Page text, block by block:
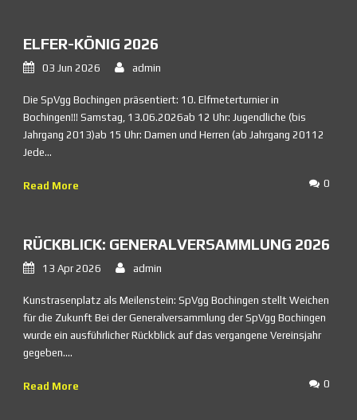
ELFER-KÖNIG 2026
03 Jun 2026 admin
Die SpVgg Bochingen präsentiert: 10. Elfmeterturnier in
Bochingen!!! Samstag, 13.06.2026ab 12 Uhr: Jugendliche (bis
Jahrgang 2013)ab 15 Uhr: Damen und Herren (ab Jahrgang 20112
Jede...
Read More 0
RÜCKBLICK: GENERALVERSAMMLUNG 2026
13 Apr 2026 admin
Kunstrasenplatz als Meilenstein: SpVgg Bochingen stellt Weichen
für die Zukunft Bei der Generalversammlung der SpVgg Bochingen
wurde ein ausführlicher Rückblick auf das vergangene Vereinsjahr
gegeben....
Read More 0